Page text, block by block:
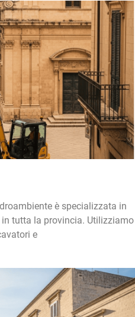
è specializzata in
tutta la provincia. Utilizziamo
e